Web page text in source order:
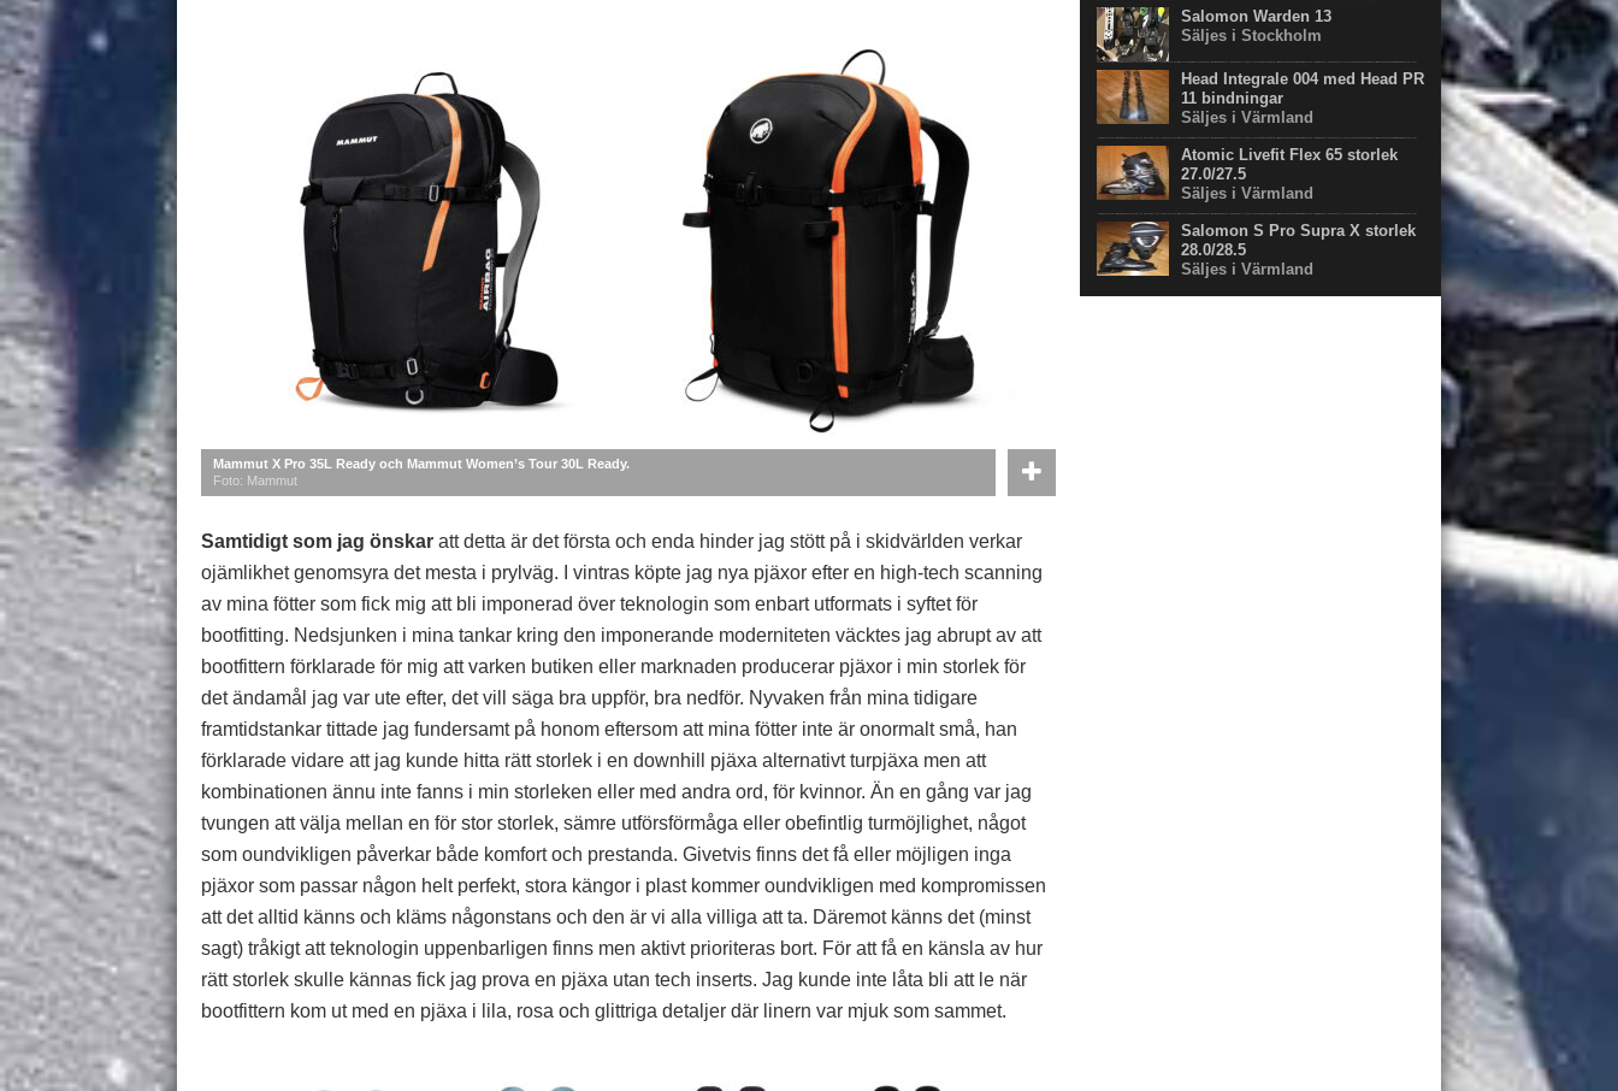
Mammut X Pro 35L Ready och Mammut Women’s Tour 30L Ready.
Foto: Mammut
Samtidigt som jag önskar att detta är det första och enda hinder jag stött på i skidvärlden verkar
ojämlikhet genomsyra det mesta i prylväg. I vintras köpte jag nya pjäxor efter en high-tech scanning
av mina fötter som fick mig att bli imponerad över teknologin som enbart utformats i syftet för
bootfitting. Nedsjunken i mina tankar kring den imponerande moderniteten väcktes jag abrupt av att
bootfittern förklarade för mig att varken butiken eller marknaden producerar pjäxor i min storlek för
det ändamål jag var ute efter, det vill säga bra uppför, bra nedför. Nyvaken från mina tidigare
framtidstankar tittade jag fundersamt på honom eftersom att mina fötter inte är onormalt små, han
förklarade vidare att jag kunde hitta rätt storlek i en downhill pjäxa alternativt turpjäxa men att
kombinationen ännu inte fanns i min storleken eller med andra ord, för kvinnor. Än en gång var jag
tvungen att välja mellan en för stor storlek, sämre utförsförmåga eller obefintlig turmöjlighet, något
som oundvikligen påverkar både komfort och prestanda. Givetvis finns det få eller möjligen inga
pjäxor som passar någon helt perfekt, stora kängor i plast kommer oundvikligen med kompromissen
att det alltid känns och kläms någonstans och den är vi alla villiga att ta. Däremot känns det (minst
sagt) tråkigt att teknologin uppenbarligen finns men aktivt prioriteras bort. För att få en känsla av hur
rätt storlek skulle kännas fick jag prova en pjäxa utan tech inserts. Jag kunde inte låta bli att le när
bootfittern kom ut med en pjäxa i lila, rosa och glittriga detaljer där linern var mjuk som sammet.
Salomon Warden 13
Säljes i Stockholm
Head Integrale 004 med Head PR
11 bindningar
Säljes i Värmland
Atomic Livefit Flex 65 storlek
27.0/27.5
Säljes i Värmland
Salomon S Pro Supra X storlek
28.0/28.5
Säljes i Värmland